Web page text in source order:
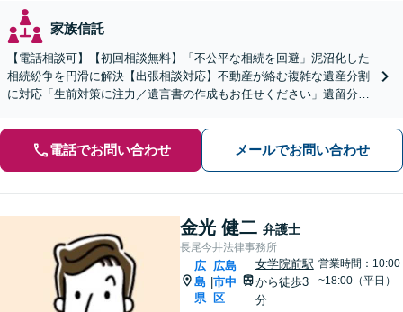
家族信託
【電話相談可】【初回相談無料】「不公平な相続を回避」泥沼化した
相続紛争を円滑に解決【出張相談対応】不動産が絡む複雑な遺産分割
に対応「生前対策に注力／遺言書の作成もお任せください」遺留分侵
電話でお問い合わせ メールでお問い合わせ
金光 健二 弁護士
長尾今井法律事務所
広
島
県
|
広島
市中
区
女学院前駅
から徒歩3
分
営業時間：10:00
~18:00（平日）